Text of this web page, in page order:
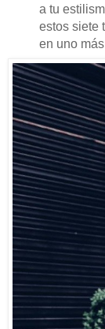
a tu
estos siete
en uno